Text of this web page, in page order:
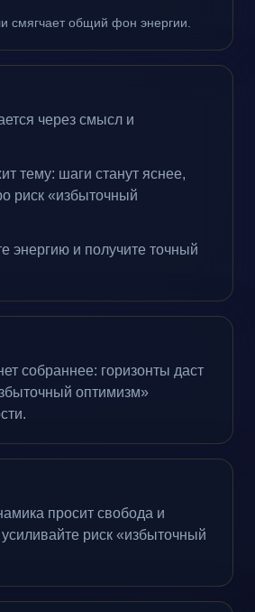
смягчает общий фон энергии.
через смысл и
тему: шаги станут яснее,
риск «избыточный
энергию и получите точный
собраннее: горизонты даст
оптимизм»
просит свобода и
риск «избыточный